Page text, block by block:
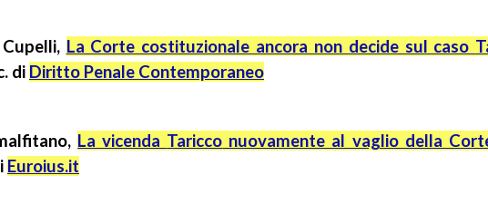
La Corte costituzionale ancora non decide sul caso
di Diritto Penale Contemporaneo
La vicenda Taricco nuovamente al vaglio della
Euroius.it